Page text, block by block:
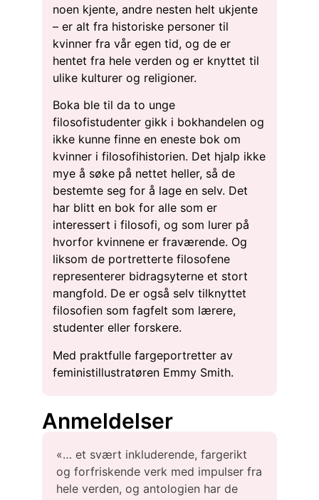
noen kjente, andre nesten helt ukjente
– er alt fra historiske personer til
kvinner fra vår egen tid, og de er
hentet fra hele verden og er knyttet til
ulike kulturer og religioner.
Boka ble til da to unge
filosofistudenter gikk i bokhandelen og
ikke kunne finne en eneste bok om
kvinner i filosofihistorien. Det hjalp ikke
mye å søke på nettet heller, så de
bestemte seg for å lage en selv. Det
har blitt en bok for alle som er
interessert i filosofi, og som lurer på
hvorfor kvinnene er fraværende. Og
liksom de portretterte filosofene
representerer bidragsyterne et stort
mangfold. De er også selv tilknyttet
filosofien som fagfelt som lærere,
studenter eller forskere.
Med praktfulle fargeportretter av
feministillustratøren Emmy Smith.
Anmeldelser
«… et svært inkluderende, fargerikt
og forfriskende verk med impulser fra
hele verden, og antologien har de